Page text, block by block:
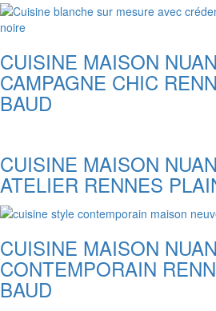
CUISINE MAISON
CAMPAGNE CHIC
BAUD
CUISINE MAISON
ATELIER RENNES
CUISINE MAISON
CONTEMPORAIN
BAUD